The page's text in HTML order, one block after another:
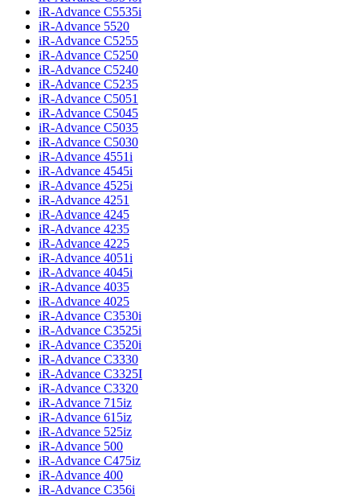
iR-Advance C5535i
iR-Advance 5520
iR-Advance C5255
iR-Advance C5250
iR-Advance C5240
iR-Advance C5235
iR-Advance C5051
iR-Advance C5045
iR-Advance C5035
iR-Advance C5030
iR-Advance 4551i
iR-Advance 4545i
iR-Advance 4525i
iR-Advance 4251
iR-Advance 4245
iR-Advance 4235
iR-Advance 4225
iR-Advance 4051i
iR-Advance 4045i
iR-Advance 4035
iR-Advance 4025
iR-Advance C3530i
iR-Advance C3525i
iR-Advance C3520i
iR-Advance C3330
iR-Advance C3325I
iR-Advance C3320
iR-Advance 715iz
iR-Advance 615iz
iR-Advance 525iz
iR-Advance 500
iR-Advance C475iz
iR-Advance 400
iR-Advance C356i